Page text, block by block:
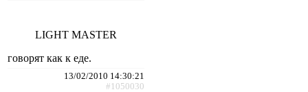
LIGHT MASTER
говорят как к еде.
13/02/2010 14:30:21
#1050030